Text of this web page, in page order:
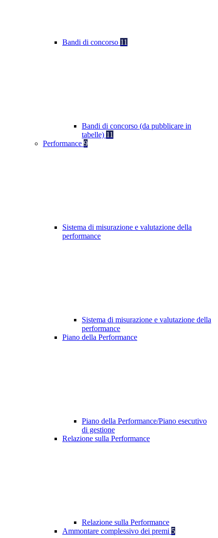
Bandi di concorso 11
Bandi di concorso (da pubblicare in
tabelle) 11
Performance 9
Sistema di misurazione e valutazione della
performance
Sistema di misurazione e valutazione della
performance
Piano della Performance
Piano della Performance/Piano esecutivo
di gestione
Relazione sulla Performance
Relazione sulla Performance
Ammontare complessivo dei premi 5